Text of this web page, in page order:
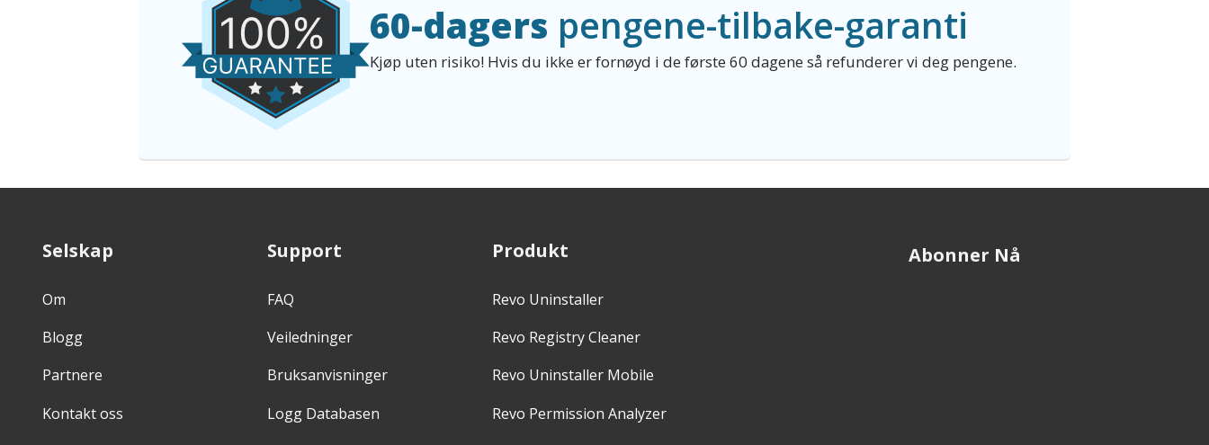
60-dagers pengene-tilbake-garanti
Kjøp uten risiko! Hvis du ikke er fornøyd i de første 60 dagene så refunderer vi deg pengene.
Selskap
Om
Blogg
Partnere
Kontakt oss
Support
FAQ
Veiledninger
Bruksanvisninger
Logg Databasen
Produkt
Revo Uninstaller
Revo Registry Cleaner
Revo Uninstaller Mobile
Revo Permission Analyzer
Abonner Nå